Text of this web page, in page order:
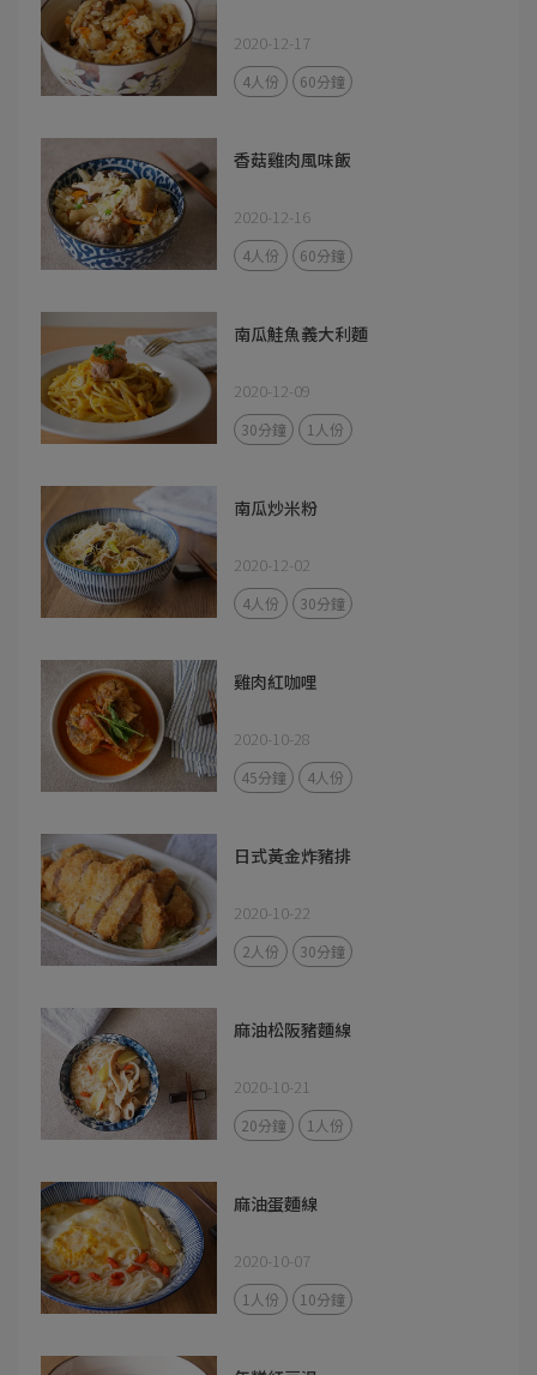
2020-12-17
4人份 60分鐘
香菇雞肉風味飯
2020-12-16
4人份 60分鐘
南瓜鮭魚義大利麵
2020-12-09
30分鐘 1人份
南瓜炒米粉
2020-12-02
4人份 30分鐘
雞肉紅咖哩
2020-10-28
45分鐘 4人份
日式黃金炸豬排
2020-10-22
2人份 30分鐘
麻油松阪豬麵線
2020-10-21
20分鐘 1人份
麻油蛋麵線
2020-10-07
1人份 10分鐘